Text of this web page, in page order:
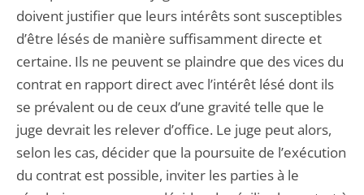
doivent justifier que leurs intérêts sont susceptibles
d’être lésés de manière suffisamment directe et
certaine. Ils ne peuvent se plaindre que des vices du
contrat en rapport direct avec l’intérêt lésé dont ils
se prévalent ou de ceux d’une gravité telle que le
juge devrait les relever d’office. Le juge peut alors,
selon les cas, décider que la poursuite de l’exécution
du contrat est possible, inviter les parties à le